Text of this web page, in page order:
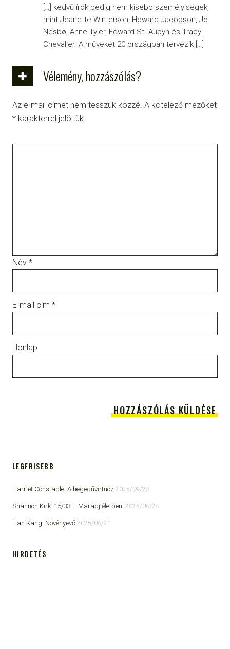
[…] kedvű írók pedig nem kisebb személyiségek,
mint Jeanette Winterson, Howard Jacobson, Jo
Nesbø, Anne Tyler, Edward St. Aubyn és Tracy
Chevalier. A műveket 20 országban tervezik […]
Vélemény, hozzászólás?
Az e-mail címet nem tesszük közzé. A kötelező mezőket
* karakterrel jelöltük
Név *
E-mail cím *
Honlap
LEGFRISEBB
Harriet Constable: A hegedűvirtuóz 2025/09/28
Shannon Kirk: 15/33 ​– Maradj életben! 2025/08/24
Han Kang: Növényevő 2025/08/21
HIRDETÉS